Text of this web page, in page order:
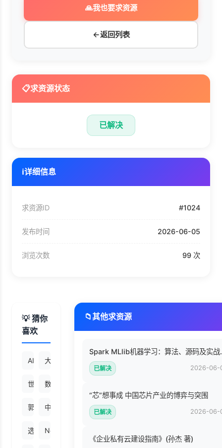
🙏我也要求资源
←返回列表
📋求资源状态
已解决
ℹ️详细信息
求资源ID #1024
发布时间 2026-06-05
浏览次数 99 次
💡 猜你
喜欢
AI大模型助你轻松搞定数据分析 (吴昙).pdf
大话计算机 计算机系统底层架构原理极限剖析 卷3 (张冬
世界通史(1).pdf
数据库查询优化器的艺术 原理解析与SQL性能优化 (李海
郭沫若全集考古编第05卷 金文丛考.pdf
中国通史(1).pdf
选择的艺术 Photoshop图像处理深度剖析 (Pdg2Pic, 关文涛著
NoSQL数据库入门与实践（基于MongoDB、Redis） (
📁其他求资源
Spark
已解决 2026-06-
“芯”想事成 中国芯片产业的博弈与突围
已解决 2026-06-
《企业私有云建设指南》(孙杰 著)